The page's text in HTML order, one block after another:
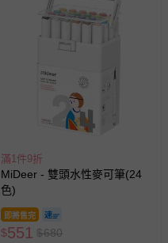
滿1件9折
MiDeer - 雙頭水性麥可筆(24
色)
即將售完
$551 $680